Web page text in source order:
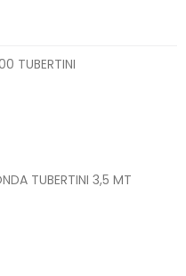
TUBERTINI
TUBERTINI 3,5 MT